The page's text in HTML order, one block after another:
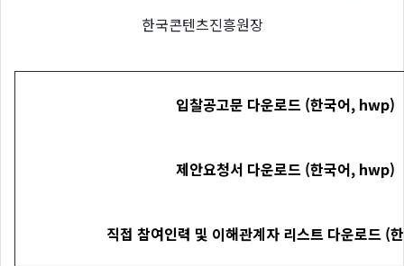
한국콘텐츠진흥원장
입찰공고문 다운로드 (한국어, hwp)
제안요청서 다운로드 (한국어, hwp)
직접 참여인력 및 이해관계자 리스트 다운로드 (